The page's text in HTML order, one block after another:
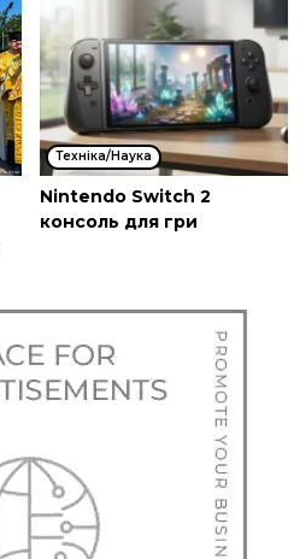
Техніка/Наука
Nintendo Switch 2
консоль для гри